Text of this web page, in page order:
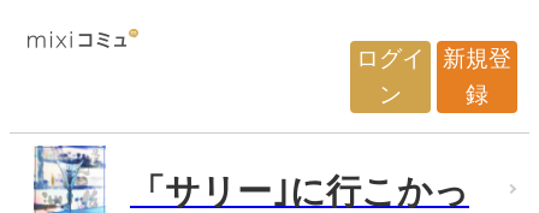
ログイ
ン
新規登
録
「サリー｣に行こかっ